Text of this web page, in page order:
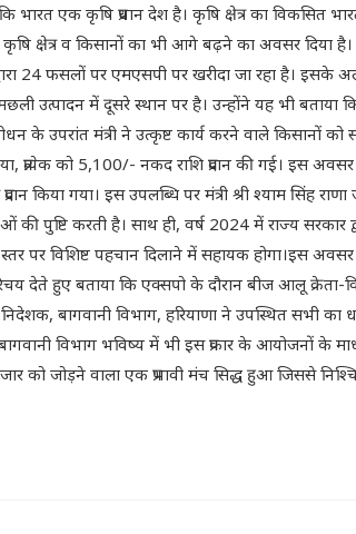
एक कृषि प्रधान देश है। कृषि क्षेत्र का विकसित
क्षेत्र व किसानों का भी आगे बढ़ने का अवसर दिया
24 फसलों पर एमएसपी पर खरीदा जा रहा है। इसके
उत्पादन में दूसरे स्थान पर है। उन्होंने यह भी बताया
के उपरांत मंत्री ने उत्कृष्ट कार्य करने वाले किसानों को
प्रत्येक को 5,100/- नकद राशि प्रदान की गई। इस
किया गया। इस उपलब्धि पर मंत्री श्री श्याम सिंह
पुष्टि करती है। साथ ही, वर्ष 2024 में राज्य सरकार
पर विशिष्ट पहचान दिलाने में सहायक होगा।इस
देते हुए बताया कि एक्सपो के दौरान बीज आलू
बागवानी विभाग, हरियाणा ने उपस्थित सभी का
विभाग भविष्य में भी इस प्रकार के आयोजनों के
को जोड़ने वाला एक प्रभावी मंच सिद्ध हुआ जिससे